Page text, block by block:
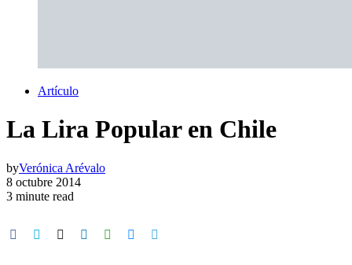
Artículo
La Lira Popular en Chile
byVerónica Arévalo
8 octubre 2014
3 minute read